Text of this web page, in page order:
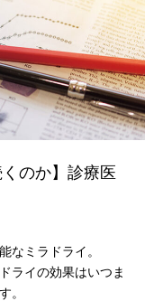
子どもミラ
のか】診療医
なミラドライ。
ライの効果はいつま
。